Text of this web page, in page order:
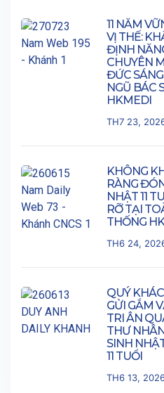
11 NĂM
VỊ THẾ:
ĐỊNH
CHUYÊN
ĐỨC
NGŨ BÁC
HKMEDI
TH7 23,
KHÔNG
RÀNG
NHẬT 11
RỠ TẠI
THỐNG
TH6 24,
QUÝ
GỬI GẮM
TRI ÂN
THƯ
SINH
11 TUỔI
TH6 13,